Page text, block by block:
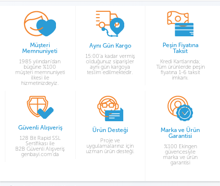
Müşteri
Memnuniyeti
1985 yılından’dan
bügüne %100
müşteri memnuniyeti
ilkesi ile
hizmetinizdeyiz.
Aynı Gün Kargo
15:00’a kadar vermiş
olduğunuz siparişler
aynı gün kargoya
teslim edilmektedir.
Peşin Fiyatına
Taksit
Kredi Kartlarında;
Tüm ürünlerde peşin
fiyatına 1-6 taksit
imkanı.
Güvenli Alışveriş
128 Bit Rapid SSL
Sertifikası ile
B2B Güvenli Alışveriş
genbayi.com’da
Ürün Desteği
Proje ve
uygulamalarınız için
uzman ürün desteği.
Marka ve Ürün
Garantisi
%100 Ekingen
güvencesiyle
marka ve ürün
garantisi